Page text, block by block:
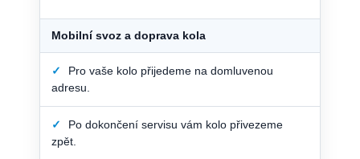
Mobilní svoz a doprava kola
✓
Pro vaše kolo přijedeme na domluvenou
adresu.
✓
Po dokončení servisu vám kolo přivezeme
zpět.